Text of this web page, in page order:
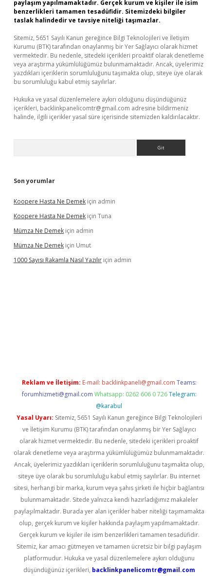
paylaşım yapılmamaktadır. Gerçek kurum ve kişiler ile isim
benzerlikleri tamamen tesadüfidir. Sitemizdeki bilgiler
taslak halindedir ve tavsiye niteliği taşımazlar.
Sitemiz, 5651 Sayılı Kanun gereğince Bilgi Teknolojileri ve İletişim
Kurumu (BTK) tarafından onaylanmış bir Yer Sağlayıcı olarak hizmet
vermektedir. Bu nedenle, sitedeki içerikleri proaktif olarak denetleme
veya araştırma yükümlülüğümüz bulunmamaktadır. Ancak, üyelerimiz
yazdıkları içeriklerin sorumluluğunu taşımakta olup, siteye üye olarak
bu sorumluluğu kabul etmiş sayılırlar.
Hukuka ve yasal düzenlemelere aykırı olduğunu düşündüğünüz
içerikleri, backlinkpanelicomtr@gmail.com adresine bildirmeniz
halinde, ilgili içerikler yasal süre içerisinde sitemizden kaldırılacaktır.
Son yorumlar
Koopere Hasta Ne Demek için admin
Koopere Hasta Ne Demek için Tuna
Mümza Ne Demek için admin
Mümza Ne Demek için Umut
1000 Sayısı Rakamla Nasıl Yazılır için admin
Reklam ve İletişim: E-mail: backlinkpaneli@gmail.com Teams:
forumhizmeti@gmail.com Whatsapp: 0262 606 0 726 Telegram:
@karabul
Yasal Uyarı: Sitemiz, 5651 Sayılı Kanun gereğince Bilgi Teknolojileri
ve İletişim Kurumu (BTK) tarafından onaylanmış bir Yer Sağlayıcı
olarak hizmet vermektedir. Bu nedenle, sitedeki içerikleri proaktif
olarak denetleme veya araştırma yükümlülüğümüz bulunmamaktadır.
Ancak, üyelerimiz yazdıkları içeriklerin sorumluluğunu taşımakta olup,
siteye üye olarak bu sorumluluğu kabul etmiş sayılırlar. Bu internet
sitesi, herhangi bir marka, kurum veya şahıs şirketi ile hiçbir bağlantısı
bulunmamaktadır. Sitede yalnızca kendi hazırladığımız makaleler
paylaşılmaktadır. Burada yer alan içerikler haber niteliği taşımamakta
olup, gerçek kurum ve kişiler hakkında paylaşım yapılmamaktadır.
Gerçek kurum ve kişiler ile isim benzerlikleri tamamen tesadüfidir.
Sitemiz, kar amacı gütmeyen ve tamamen ücretsiz bir bilgi paylaşım
platformudur. Hukuka ve yasal düzenlemelere aykırı olduğunu
düşündüğünüz içerikleri, backlinkpanelicomtr@gmail.com